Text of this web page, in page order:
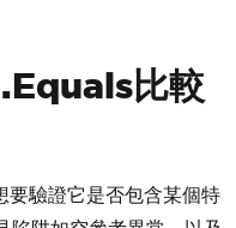
比較
驗證它是否包含某個特